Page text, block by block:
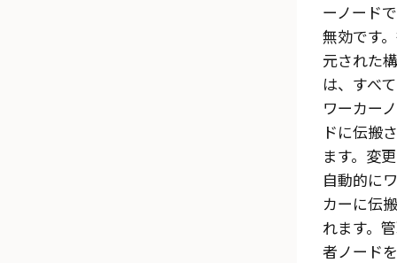
ーノード
無効です
元された
は、すべ
ワーカー
ドに伝搬
ます。変
自動的に
カーに伝
れます。
者ノード